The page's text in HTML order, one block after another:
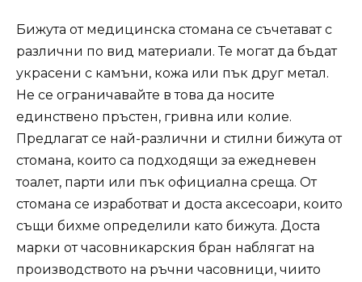
Бижута от медицинска стомана се съчетават с
различни по вид материали. Те могат да бъдат
украсени с камъни, кожа или пък друг метал.
Не се ограничавайте в това да носите
единствено пръстен, гривна или колие.
Предлагат се най-различни и стилни бижута от
стомана, които са подходящи за ежедневен
тоалет, парти или пък официална среща. От
стомана се изработват и доста аксесоари, които
същи бихме определили като бижута. Доста
марки от часовникарския бран наблягат на
производството на ръчни часовници, чиито